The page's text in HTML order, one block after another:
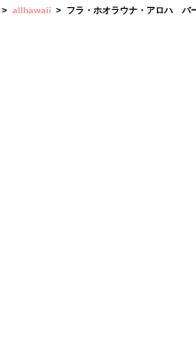
allhawaii フラ・ホオラウナ・アロハ バ